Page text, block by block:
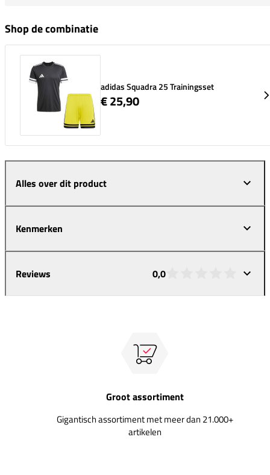
Shop de combinatie
adidas Squadra 25 Trainingsset
€ 25,90
Alles over dit product
Kenmerken
Reviews 0,0
Groot assortiment
Gigantisch assortiment met meer dan 21.000+
artikelen